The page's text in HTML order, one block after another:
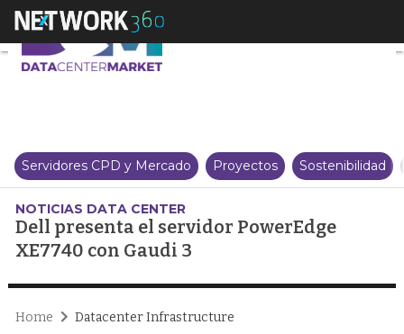
Dell presenta el servidor
Servidores CPD y Mercado Proyectos Sostenibilidad
NOTICIAS DATA CENTER
Dell presenta el servidor PowerEdge
XE7740 con Gaudi 3
Home Datacenter Infrastructure